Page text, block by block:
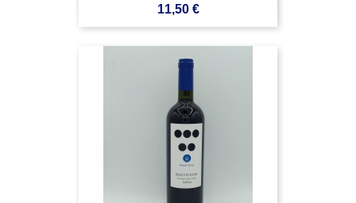
Prezzo
11,50 €